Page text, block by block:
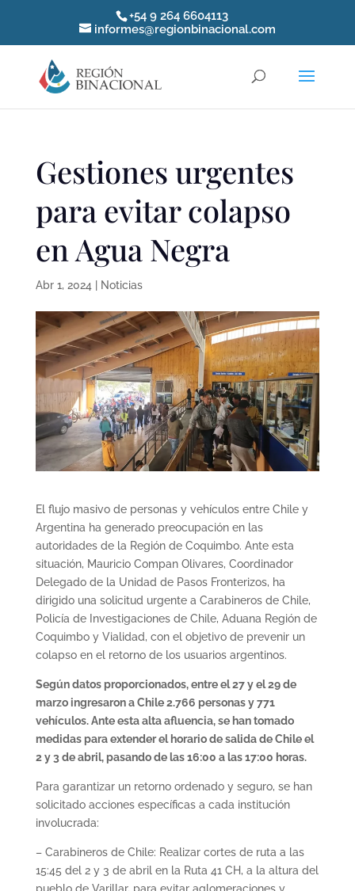
+54 9 264 6604113
informes@regionbinacional.com
Gestiones urgentes
para evitar colapso
en Agua Negra
Abr 1, 2024 Noticias
El flujo masivo de personas y vehículos entre Chile y
Argentina ha generado preocupación en las
autoridades de la Región de Coquimbo. Ante esta
situación, Mauricio Compan Olivares, Coordinador
Delegado de la Unidad de Pasos Fronterizos, ha
dirigido una solicitud urgente a Carabineros de Chile,
Policía de Investigaciones de Chile, Aduana Región de
Coquimbo y Vialidad, con el objetivo de prevenir un
colapso en el retorno de los usuarios argentinos.
Según datos proporcionados, entre el 27 y el 29 de
marzo ingresaron a Chile 2.766 personas y 771
vehículos. Ante esta alta afluencia, se han tomado
medidas para extender el horario de salida de Chile el
2 y 3 de abril, pasando de las 16:00 a las 17:00 horas.
Para garantizar un retorno ordenado y seguro, se han
solicitado acciones específicas a cada institución
involucrada:
– Carabineros de Chile: Realizar cortes de ruta a las
15:45 del 2 y 3 de abril en la Ruta 41 CH, a la altura del